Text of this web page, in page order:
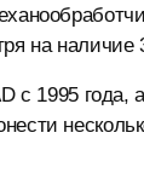
на наличие
с 1995